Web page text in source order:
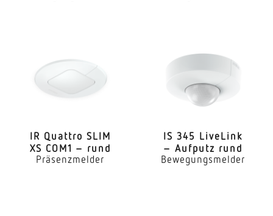
IR Quattro SLIM
XS COM1 – rund
Präsenzmelder
IS 345 LiveLink
– Aufputz rund
Bewegungsmelder